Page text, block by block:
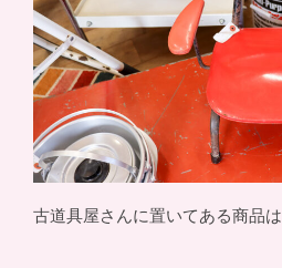
古道具屋さんに置いてある商品は